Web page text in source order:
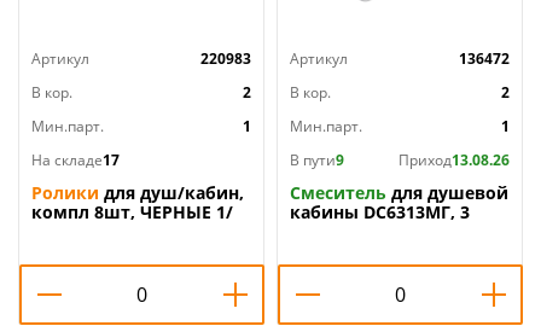
Артикул
220983
В кор.
2
Мин.парт.
1
На складе17
Ролики для душ/кабин,
компл 8шт, ЧЕРНЫЕ 1/
Артикул
136472
В кор.
2
Мин.парт.
1
В пути9 Приход13.08.26
Смеситель для душевой
кабины DC6313МГ, 3
прижимная гайка
металл. , 1/28